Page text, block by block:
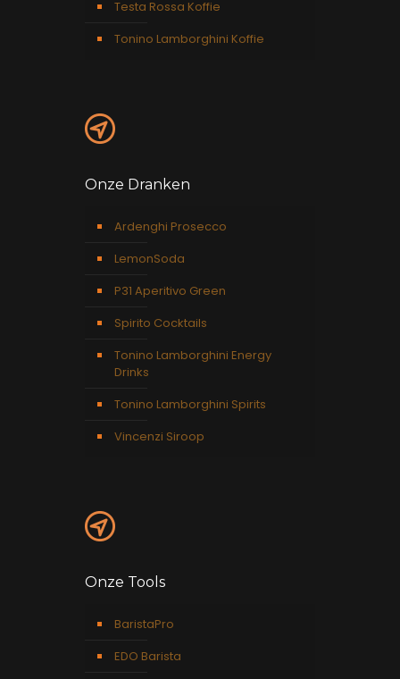
Testa Rossa Koffie
Tonino Lamborghini Koffie
Onze Dranken
Ardenghi Prosecco
LemonSoda
P31 Aperitivo Green
Spirito Cocktails
Tonino Lamborghini Energy
Drinks
Tonino Lamborghini Spirits
Vincenzi Siroop
Onze Tools
BaristaPro
EDO Barista